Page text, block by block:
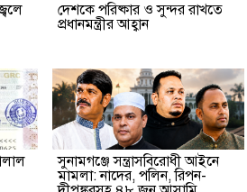
দেশকে পরিষ্কার ও সুন্দর রাখতে
প্রধানমন্ত্রীর আহ্বান
‎সুনামগঞ্জে সন্ত্রাসবিরোধী আইনে
মামলা: নাদের, পলিন, রিপন-